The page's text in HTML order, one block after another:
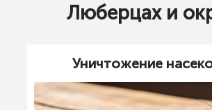
Люберцах и
Уничтожение